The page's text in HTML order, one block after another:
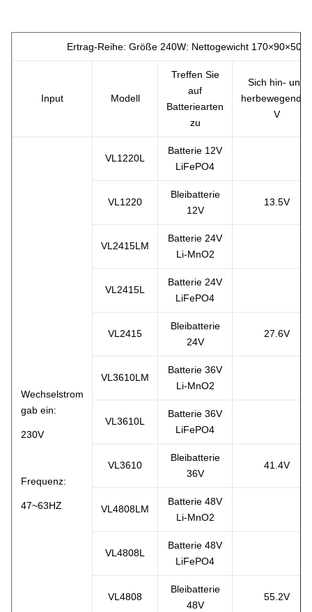
Ertrag-Reihe: Größe 240W: Nettogewicht 170×90×50
Input Modell
Treffen Sie
auf
Batteriearten
zu
Sich hin- und
herbewegendes
V
Wechselstrom
gab ein:
230V
Frequenz:
47~63HZ
VL1220L
Batterie 12V
LiFePO4
VL1220
Bleibatterie
12V
13.5V
VL2415LM
Batterie 24V
Li-MnO2
VL2415L
Batterie 24V
LiFePO4
VL2415
Bleibatterie
24V
27.6V
VL3610LM
Batterie 36V
Li-MnO2
VL3610L
Batterie 36V
LiFePO4
VL3610
Bleibatterie
36V
41.4V
VL4808LM
Batterie 48V
Li-MnO2
VL4808L
Batterie 48V
LiFePO4
VL4808
Bleibatterie
48V
55.2V